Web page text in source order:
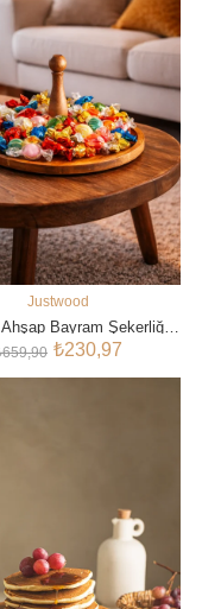
SEPETE EKLE
Justwood
₺230,97